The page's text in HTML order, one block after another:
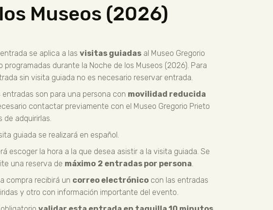
Museos (2026)
se aplica a las visitas guiadasal Museo Gregorio
programadas durante la Noche de los Museos (2026). Para
sin visita guiada no es necesario reservar entrada.
entradas son para una persona con movilidad reducida
contactarpreviamente con el Museo Gregorio Prieto
de adquirirlas.
guiada se realizará en español.
escoger la hora a la que desea asistir a la visita guiada. Se
una reserva de máximo 2 entradas por persona.
compra recibirá un correo electrónicocon las entradas
y otro con información importante del evento.